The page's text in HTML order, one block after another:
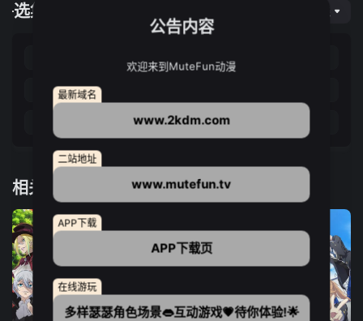
选集播放
第05集
第10集 第11集
相关推荐
公告内容
欢迎来到MuteFun动漫
最新域名
www.2kdm.com
二站地址
www.mutefun.tv
APP下载
APP下载页
在线游玩
多样瑟瑟角色场景👄互动游戏💗待你体验!🌟